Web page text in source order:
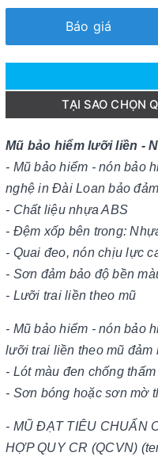
Báo giá
TẠI SAO CHỌN
Mũ bảo hiểm lưỡi liền -
- Mũ bảo hiểm - nón bảo
nghệ in Đài Loan bảo
- Chất liệu nhựa ABS
- Đệm xốp bên trong:
- Quai đeo, nón chịu lực
- Sơn đảm bảo độ bền
- Lưỡi trai liền theo mũ
- Mũ bảo hiểm - nón bảo
lưỡi trai liền theo mũ đảm
- Lót màu đen chống
- Sơn bóng hoặc sơn mờ
- MŨ ĐẠT TIÊU CHUẨN
HỢP QUY CR (QCVN)